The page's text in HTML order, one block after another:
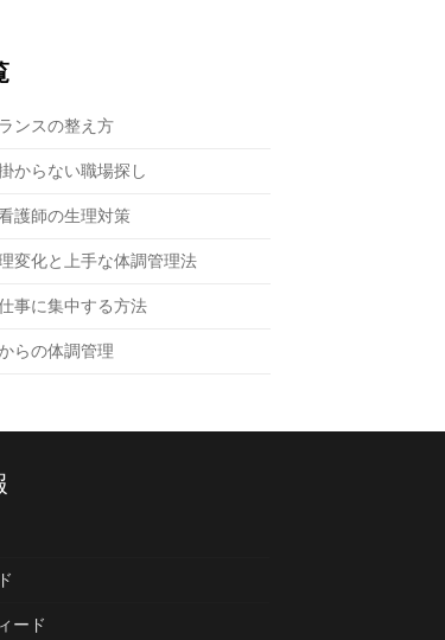
ンスの整え方
からない職場探し
護師の生理対策
変化と上手な体調管理法
事に集中する方法
らの体調管理
ード